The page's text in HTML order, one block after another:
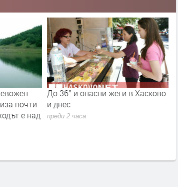
почти
е над
До 36° и опасни жеги в Хасково
и днес
преди 2 часа